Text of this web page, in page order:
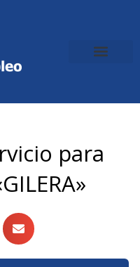
para